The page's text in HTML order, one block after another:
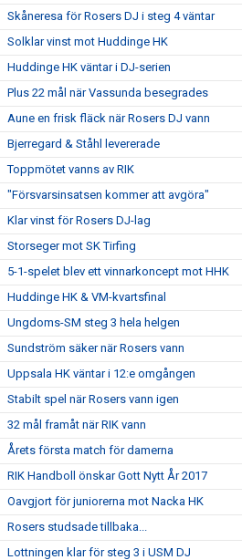
Skåneresa för Rosers DJ i steg 4 väntar
Solklar vinst mot Huddinge HK
Huddinge HK väntar i DJ-serien
Plus 22 mål när Vassunda besegrades
Aune en frisk fläck när Rosers DJ vann
Bjerregard & Ståhl levererade
Toppmötet vanns av RIK
"Försvarsinsatsen kommer att avgöra"
Klar vinst för Rosers DJ-lag
Storseger mot SK Tirfing
5-1-spelet blev ett vinnarkoncept mot HHK
Huddinge HK & VM-kvartsfinal
Ungdoms-SM steg 3 hela helgen
Sundström säker när Rosers vann
Uppsala HK väntar i 12:e omgången
Stabilt spel när Rosers vann igen
32 mål framåt när RIK vann
Årets första match för damerna
RIK Handboll önskar Gott Nytt År 2017
Oavgjort för juniorerna mot Nacka HK
Rosers studsade tillbaka...
Lottningen klar för steg 3 i USM DJ